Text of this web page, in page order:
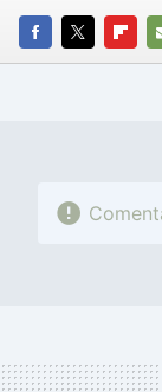
FACEBOOK
TWITTER